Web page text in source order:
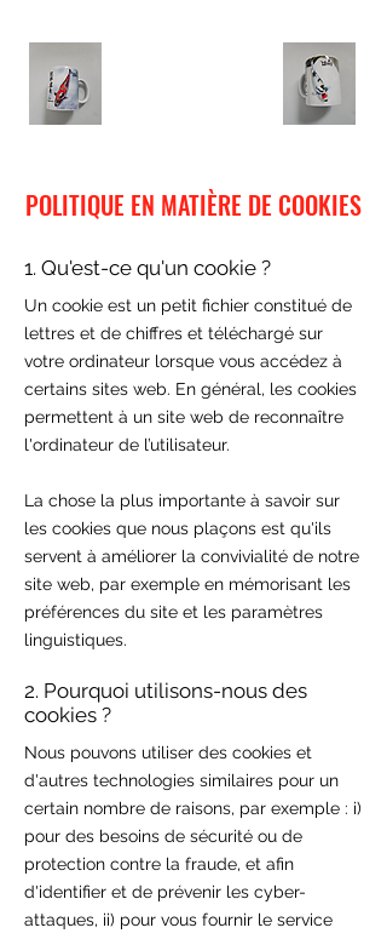
POLITIQUE EN MATIÈRE DE COOKIES
1. Qu'est-ce qu'un cookie ?
Un cookie est un petit fichier constitué de
lettres et de chiffres et téléchargé sur
votre ordinateur lorsque vous accédez à
certains sites web. En général, les cookies
permettent à un site web de reconnaître
l'ordinateur de l’utilisateur.
La chose la plus importante à savoir sur
les cookies que nous plaçons est qu'ils
servent à améliorer la convivialité de notre
site web, par exemple en mémorisant les
préférences du site et les paramètres
linguistiques.
2. Pourquoi utilisons-nous des
cookies ?
Nous pouvons utiliser des cookies et
d'autres technologies similaires pour un
certain nombre de raisons, par exemple : i)
pour des besoins de sécurité ou de
protection contre la fraude, et afin
d'identifier et de prévenir les cyber-
attaques, ii) pour vous fournir le service